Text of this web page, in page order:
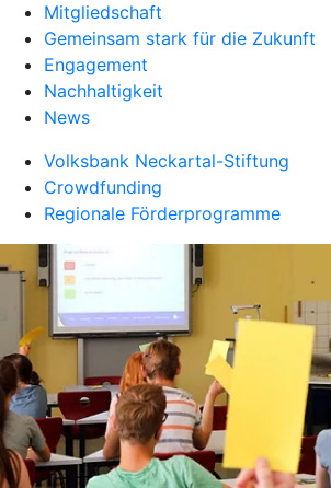
Mitgliedschaft
Gemeinsam stark für die Zukunft
Engagement
Nachhaltigkeit
News
Volksbank Neckartal-Stiftung
Crowdfunding
Regionale Förderprogramme